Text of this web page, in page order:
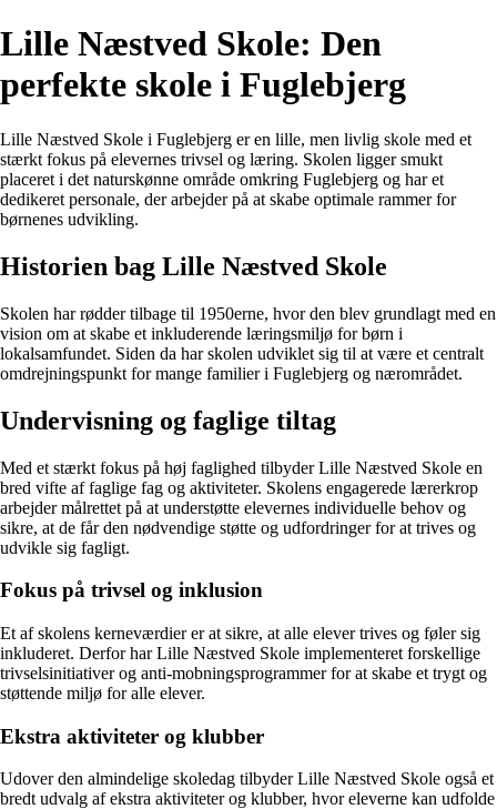
Lille Næstved Skole: Den
perfekte skole i Fuglebjerg
Lille Næstved Skole i Fuglebjerg er en lille, men livlig skole med et
stærkt fokus på elevernes trivsel og læring. Skolen ligger smukt
placeret i det naturskønne område omkring Fuglebjerg og har et
dedikeret personale, der arbejder på at skabe optimale rammer for
børnenes udvikling.
Historien bag Lille Næstved Skole
Skolen har rødder tilbage til 1950erne, hvor den blev grundlagt med en
vision om at skabe et inkluderende læringsmiljø for børn i
lokalsamfundet. Siden da har skolen udviklet sig til at være et centralt
omdrejningspunkt for mange familier i Fuglebjerg og nærområdet.
Undervisning og faglige tiltag
Med et stærkt fokus på høj faglighed tilbyder Lille Næstved Skole en
bred vifte af faglige fag og aktiviteter. Skolens engagerede lærerkrop
arbejder målrettet på at understøtte elevernes individuelle behov og
sikre, at de får den nødvendige støtte og udfordringer for at trives og
udvikle sig fagligt.
Fokus på trivsel og inklusion
Et af skolens kerneværdier er at sikre, at alle elever trives og føler sig
inkluderet. Derfor har Lille Næstved Skole implementeret forskellige
trivselsinitiativer og anti-mobningsprogrammer for at skabe et trygt og
støttende miljø for alle elever.
Ekstra aktiviteter og klubber
Udover den almindelige skoledag tilbyder Lille Næstved Skole også et
bredt udvalg af ekstra aktiviteter og klubber, hvor eleverne kan udfolde